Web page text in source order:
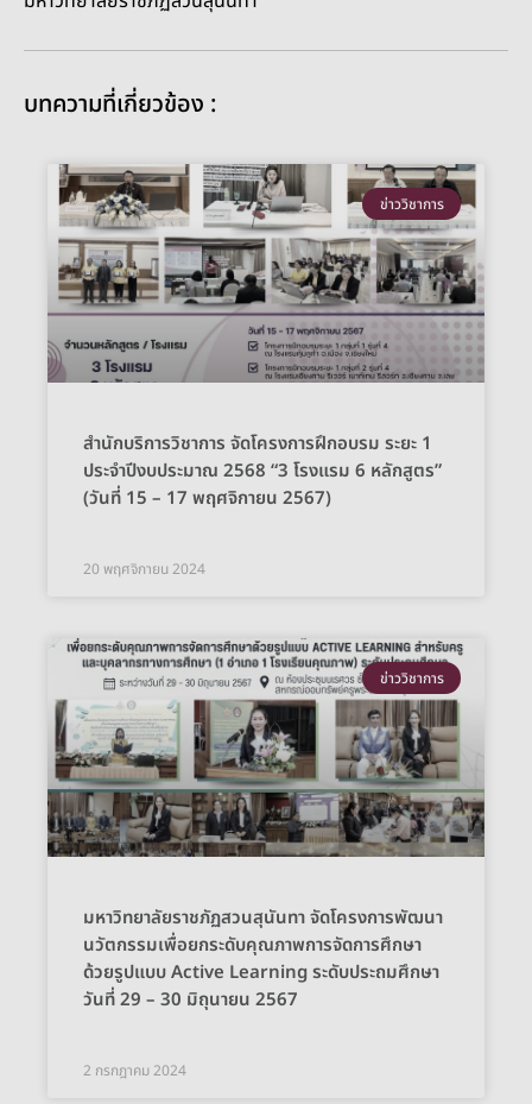
บทความที่เกี่ยวข้อง :
ข่าววิชาการ
สำนักบริการวิชาการ จัดโครงการฝึกอบรม ระยะ 1
ประจำปีงบประมาณ 2568 “3 โรงแรม 6 หลักสูตร”
(วันที่ 15 – 17 พฤศจิกายน 2567)
20 พฤศจิกายน 2024
ข่าววิชาการ
มหาวิทยาลัยราชภัฏสวนสุนันทา จัดโครงการพัฒนา
นวัตกรรมเพื่อยกระดับคุณภาพการจัดการศึกษา
ด้วยรูปแบบ Active Learning ระดับประถมศึกษา
วันที่ 29 – 30 มิถุนายน 2567
2 กรกฎาคม 2024